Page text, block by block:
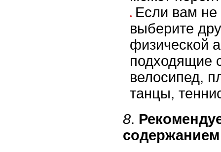
Если вам не
выберите
физической
подходящие
велосипед,
танцы,
8.